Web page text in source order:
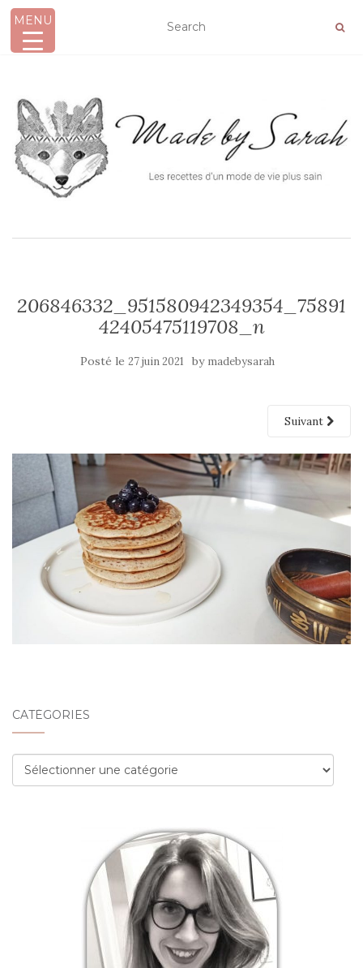
MENU
AFFICHER/MASQUER LA NAVIGATION
206846332_951580942349354_75891
42405475119708_n
Posté le 27 juin 2021 by madebysarah
Suivant
CATÉGORIES
Catégories